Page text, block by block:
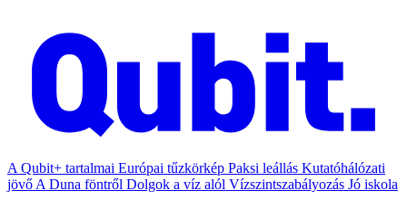
A Qubit+ tartalmai Európai tűzkörkép Paksi leállás Kutatóhálózati
jövő A Duna föntről Dolgok a víz alól Vízszintszabályozás Jó iskola